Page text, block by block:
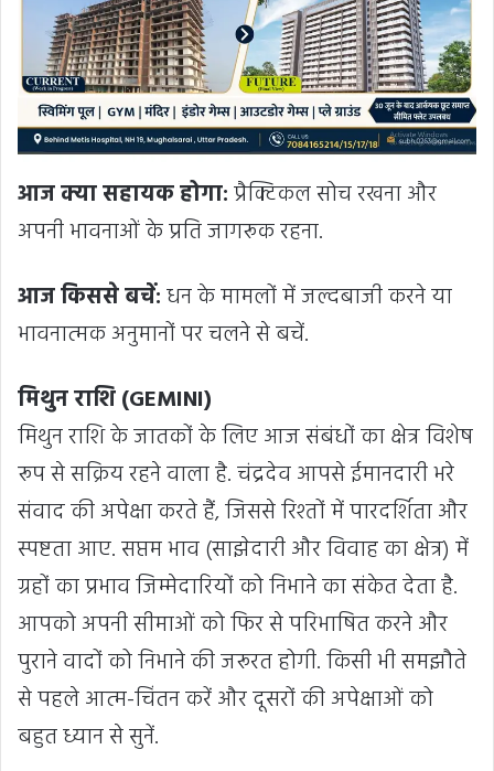
आज क्या सहायक होगा:प्रैक्टिकल सोच रखना और
अपनी भावनाओं के प्रति जागरूक रहना.
आज किससे बचें:धन के मामलों में जल्दबाजी करने या
भावनात्मक अनुमानों पर चलने से बचें.
मिथुन राशि (GEMINI)
मिथुन राशि के जातकों के लिए आज संबंधों का क्षेत्र विशेष
रूप से सक्रिय रहने वाला है. चंद्रदेव आपसे ईमानदारी भरे
संवाद की अपेक्षा करते हैं, जिससे रिश्तों में पारदर्शिता और
स्पष्टता आए. सप्तम भाव (साझेदारी और विवाह का क्षेत्र) में
ग्रहों का प्रभाव जिम्मेदारियों को निभाने का संकेत देता है.
आपको अपनी सीमाओं को फिर से परिभाषित करने और
पुराने वादों को निभाने की जरूरत होगी. किसी भी समझौते
से पहले आत्म-चिंतन करें और दूसरों की अपेक्षाओं को
बहुत ध्यान से सुनें.